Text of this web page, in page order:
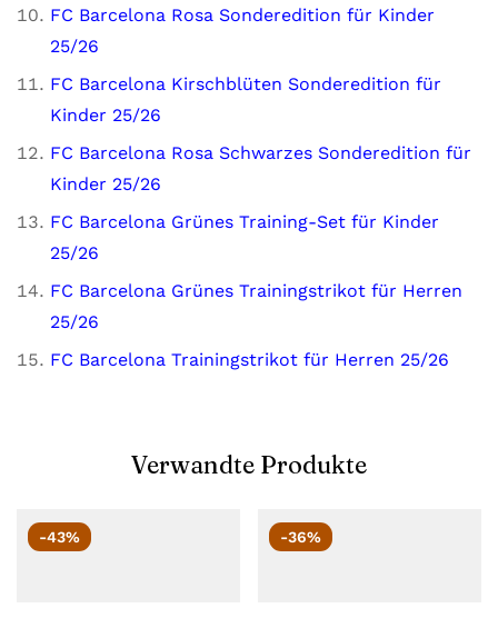
FC Barcelona Rosa Sonderedition für Kinder
25/26
FC Barcelona Kirschblüten Sonderedition für
Kinder 25/26
FC Barcelona Rosa Schwarzes Sonderedition für
Kinder 25/26
FC Barcelona Grünes Training-Set für Kinder
25/26
FC Barcelona Grünes Trainingstrikot für Herren
25/26
FC Barcelona Trainingstrikot für Herren 25/26
Verwandte Produkte
-43% -36%